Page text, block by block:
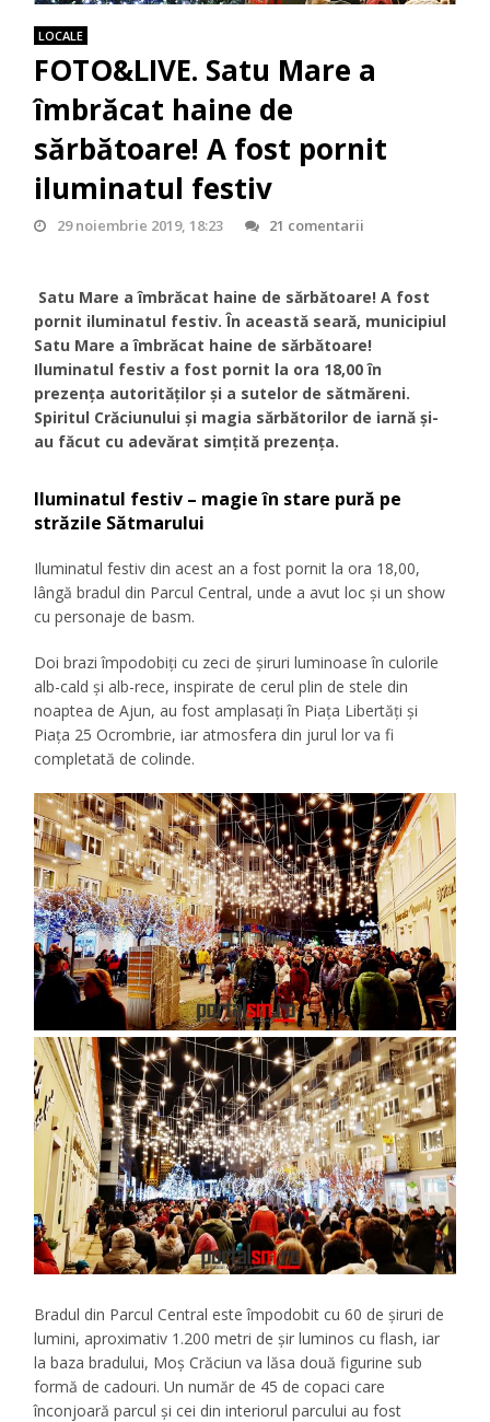
LOCALE
FOTO&LIVE. Satu Mare a
îmbrăcat haine de
sărbătoare! A fost pornit
iluminatul festiv
29 noiembrie 2019, 18:23 21 comentarii
Satu Mare a îmbrăcat haine de sărbătoare! A fost
pornit iluminatul festiv. În această seară, municipiul
Satu Mare a îmbrăcat haine de sărbătoare!
Iluminatul festiv a fost pornit la ora 18,00 în
prezența autorităților și a sutelor de sătmăreni.
Spiritul Crăciunului și magia sărbătorilor de iarnă și-
au făcut cu adevărat simțită prezența.
Iluminatul festiv – magie în stare pură pe
străzile Sătmarului
Iluminatul festiv din acest an a fost pornit la ora 18,00,
lângă bradul din Parcul Central, unde a avut loc și un show
cu personaje de basm.
Doi brazi împodobiți cu zeci de șiruri luminoase în culorile
alb-cald și alb-rece, inspirate de cerul plin de stele din
noaptea de Ajun, au fost amplasați în Piața Libertăți și
Piața 25 Ocrombrie, iar atmosfera din jurul lor va fi
completată de colinde.
Bradul din Parcul Central este împodobit cu 60 de șiruri de
lumini, aproximativ 1.200 metri de șir luminos cu flash, iar
la baza bradului, Moș Crăciun va lăsa două figurine sub
formă de cadouri. Un număr de 45 de copaci care
înconjoară parcul și cei din interiorul parcului au fost